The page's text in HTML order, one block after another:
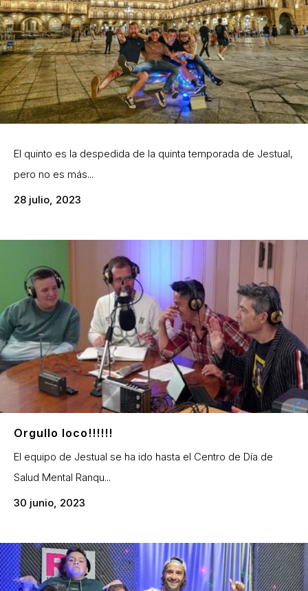
El quinto es la despedida de la quinta temporada de Jestual,
pero no es más...
28 julio, 2023
Orgullo loco!!!!!!
El equipo de Jestual se ha ido hasta el Centro de Día de
Salud Mental Ranqu...
30 junio, 2023